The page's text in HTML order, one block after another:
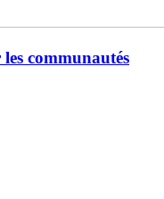
communautés